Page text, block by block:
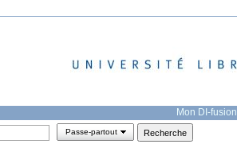
Mon DI-fusion
Passe-partout